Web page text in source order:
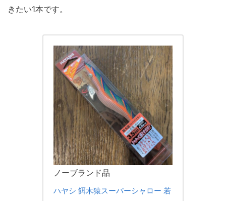
きたい1本です。
ノーブランド品
ハヤシ 餌木猿スーパーシャロー 若